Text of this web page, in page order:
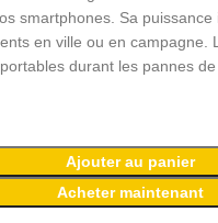
smartphones. Sa
en ville ou en campagne.
durant les pannes de
Ajouter au panier
Acheter maintenant